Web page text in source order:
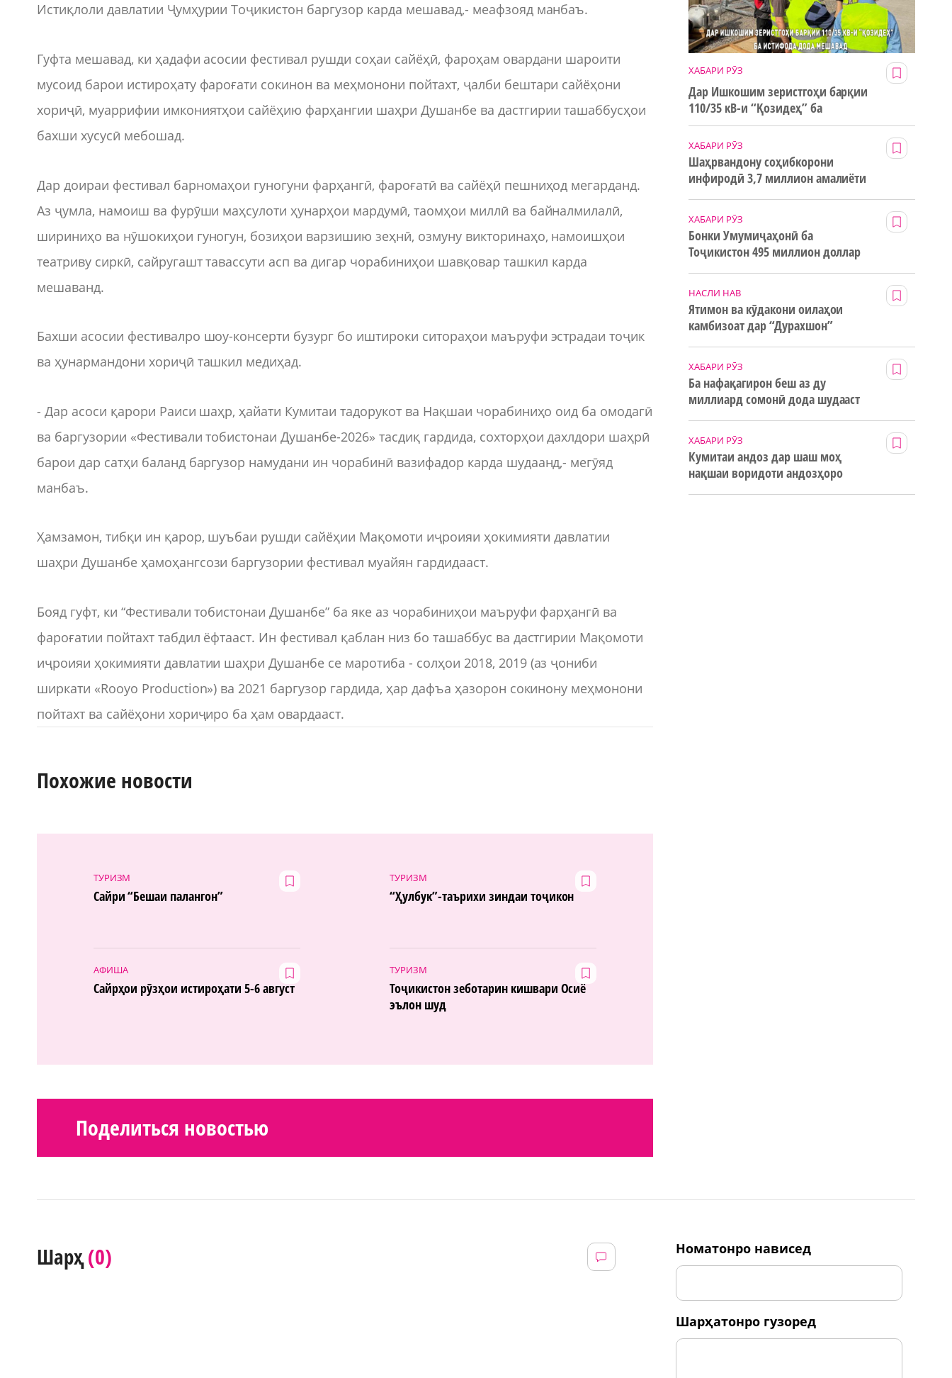
Истиқлоли давлатии Ҷумҳурии Тоҷикистон баргузор карда мешавад,- меафзояд манбаъ.
Гуфта мешавад, ки ҳадафи асосии фестивал рушди соҳаи сайёҳӣ, фароҳам овардани шароити
мусоид барои истироҳату фароғати сокинон ва меҳмонони пойтахт, ҷалби бештари сайёҳони
хориҷӣ, муаррифии имкониятҳои сайёҳию фарҳангии шаҳри Душанбе ва дастгирии ташаббусҳои
бахши хусусӣ мебошад.
Дар доираи фестивал барномаҳои гуногуни фарҳангӣ, фароғатӣ ва сайёҳӣ пешниҳод мегарданд.
Аз ҷумла, намоиш ва фурӯши маҳсулоти ҳунарҳои мардумӣ, таомҳои миллӣ ва байналмилалӣ,
шириниҳо ва нӯшокиҳои гуногун, бозиҳои варзишию зеҳнӣ, озмуну викторинаҳо, намоишҳои
театриву сиркӣ, сайругашт тавассути асп ва дигар чорабиниҳои шавқовар ташкил карда
мешаванд.
Бахши асосии фестивалро шоу-консерти бузург бо иштироки ситораҳои маъруфи эстрадаи тоҷик
ва ҳунармандони хориҷӣ ташкил медиҳад.
- Дар асоси қарори Раиси шаҳр, ҳайати Кумитаи тадорукот ва Нақшаи чорабиниҳо оид ба омодагӣ
ва баргузории «Фестивали тобистонаи Душанбе-2026» тасдиқ гардида, сохторҳои дахлдори шаҳрӣ
барои дар сатҳи баланд баргузор намудани ин чорабинӣ вазифадор карда шудаанд,- мегӯяд
манбаъ.
Ҳамзамон, тибқи ин қарор, шуъбаи рушди сайёҳии Мақомоти иҷроияи ҳокимияти давлатии
шаҳри Душанбе ҳамоҳангсози баргузории фестивал муайян гардидааст.
Бояд гуфт, ки “Фестивали тобистонаи Душанбе” ба яке аз чорабиниҳои маъруфи фарҳангӣ ва
фароғатии пойтахт табдил ёфтааст. Ин фестивал қаблан низ бо ташаббус ва дастгирии Мақомоти
иҷроияи ҳокимияти давлатии шаҳри Душанбе се маротиба - солҳои 2018, 2019 (аз ҷониби
ширкати «Rooyo Production») ва 2021 баргузор гардида, ҳар дафъа ҳазорон сокинону меҳмонони
пойтахт ва сайёҳони хориҷиро ба ҳам овардааст.
Похожие новости
ТУРИЗМ
Сайри “Бешаи палангон”
ТУРИЗМ
“Ҳулбук”-таърихи зиндаи тоҷикон
АФИША
Сайрҳои рӯзҳои истироҳати 5-6 август
ТУРИЗМ
Тоҷикистон зеботарин кишвари Осиё
эълон шуд
Поделиться новостью
ХАБАРИ РӮЗ
Дар Ишкошим зеристгоҳи барқии
110/35 кВ-и “Қозидеҳ” ба
истифода дода мешавад
ХАБАРИ РӮЗ
Шаҳрвандону соҳибкорони
инфиродӣ 3,7 миллион амалиёти
ХАБАРИ РӮЗ
Бонки Умумиҷаҳонӣ ба
Тоҷикистон 495 миллион доллар
НАСЛИ НАВ
Ятимон ва кӯдакони оилаҳои
камбизоат дар “Дурахшон”
ХАБАРИ РӮЗ
Ба нафақагирон беш аз ду
миллиард сомонӣ дода шудааст
ХАБАРИ РӮЗ
Кумитаи андоз дар шаш моҳ
нақшаи воридоти андозҳоро
Шарҳ(0) номатонро нависед
шарҳатонро гузоред